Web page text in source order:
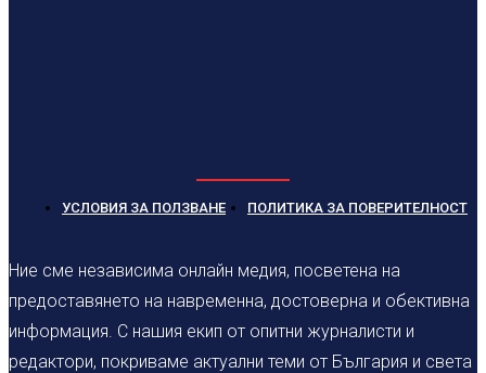
УСЛОВИЯ ЗА ПОЛЗВАНЕ ПОЛИТИКА ЗА ПОВЕРИТЕЛНОСТ
Ние сме независима онлайн медия, посветена на
предоставянето на навременна, достоверна и обективна
информация. С нашия екип от опитни журналисти и
редактори, покриваме актуални теми от България и света